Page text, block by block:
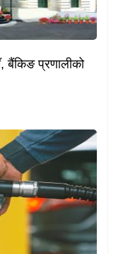
बैंकिङ प्रणालीको